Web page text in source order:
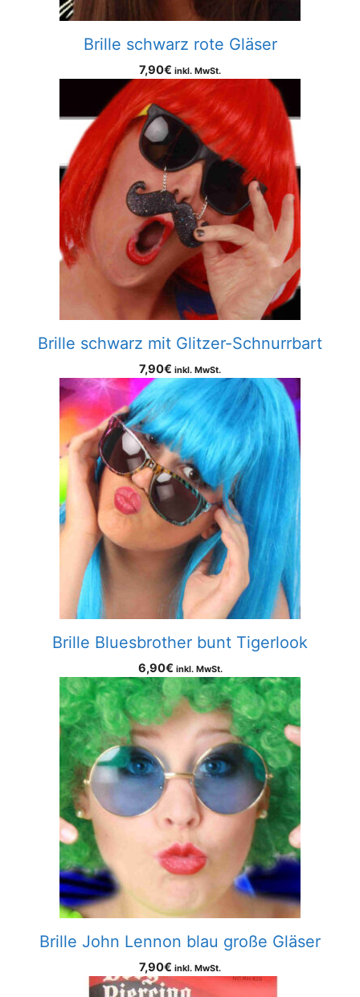
Brille schwarz rote Gläser
7,90€ inkl. MwSt.
Brille schwarz mit Glitzer-Schnurrbart
7,90€ inkl. MwSt.
Brille Bluesbrother bunt Tigerlook
6,90€ inkl. MwSt.
Brille John Lennon blau große Gläser
7,90€ inkl. MwSt.